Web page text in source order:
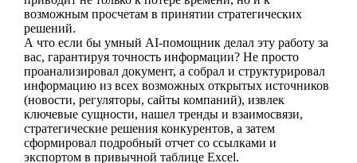
возможным просчетам в принятии стратегических
решений.
А что если бы умный AI-помощник делал эту работу за
вас, гарантируя точность информации? Не просто
проанализировал документ, а собрал и структурировал
информацию из всех возможных открытых источников
(новости, регуляторы, сайты компаний), извлек
ключевые сущности, нашел тренды и взаимосвязи,
стратегические решения конкурентов, а затем
сформировал подробный отчет со ссылками и
экспортом в привычной таблице Excel.